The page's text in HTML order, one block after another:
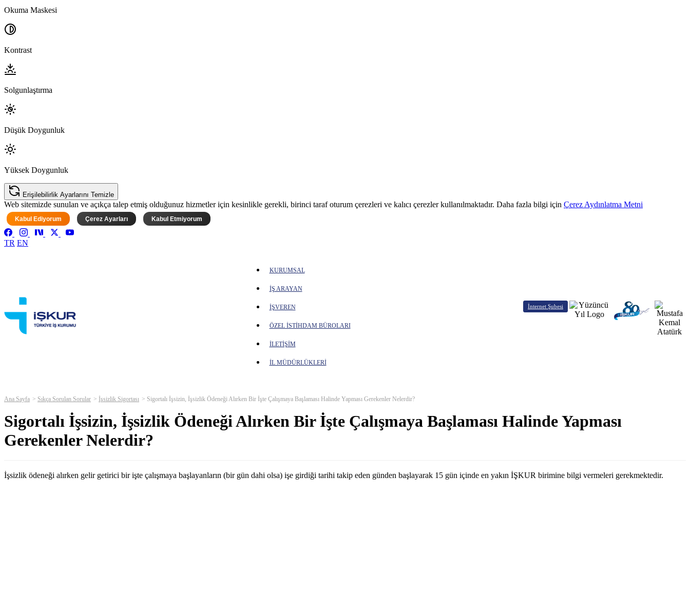
Okuma Maskesi
Kontrast
Solgunlaştırma
Düşük Doygunluk
Yüksek Doygunluk
Erişilebilirlik Ayarlarını Temizle
Web sitemizde sunulan ve açıkça talep etmiş olduğunuz hizmetler için kesinlikle gerekli, birinci taraf oturum çerezleri ve kalıcı çerezler kullanılmaktadır. Daha fazla bilgi için Çerez Aydınlatma Metni
Kabul Ediyorum Çerez Ayarları Kabul Etmiyorum
TR EN
KURUMSAL
İŞ ARAYAN
İŞVEREN
ÖZEL İSTİHDAM BÜROLARI
İLETİŞİM
İL MÜDÜRLÜKLERİ
İnternet Şubesi
Ana Sayfa Sıkça Sorulan Sorular İşsizlik Sigortası Sigortalı İşsizin, İşsizlik Ödeneği Alırken Bir İşte Çalışmaya Başlaması Halinde Yapması Gerekenler Nelerdir?
Sigortalı İşsizin, İşsizlik Ödeneği Alırken Bir İşte Çalışmaya Başlaması Halinde Yapması
Gerekenler Nelerdir?
İşsizlik ödeneği alırken gelir getirici bir işte çalışmaya başlayanların (bir gün dahi olsa) işe girdiği tarihi takip eden günden başlayarak 15 gün içinde en yakın İŞKUR birimine bilgi vermeleri gerekmektedir.